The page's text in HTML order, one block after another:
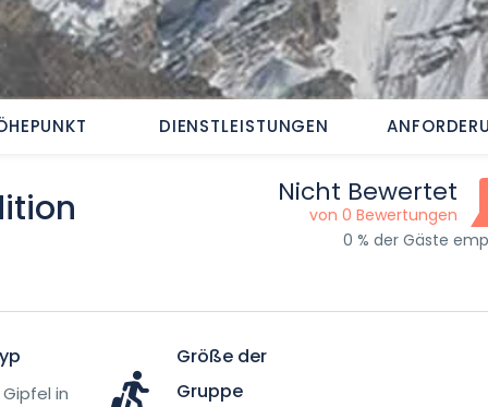
DIENSTLEISTUNGEN
Nicht Bewertet
von 0 Bewertungen
0 % der Gäste
in
Größe der
Gruppe